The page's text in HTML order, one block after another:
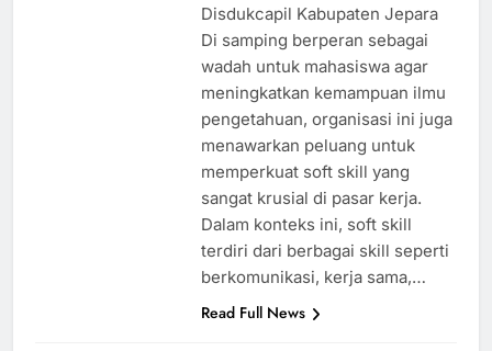
Disdukcapil Kabupaten Jepara
Di samping berperan sebagai
wadah untuk mahasiswa agar
meningkatkan kemampuan ilmu
pengetahuan, organisasi ini juga
menawarkan peluang untuk
memperkuat soft skill yang
sangat krusial di pasar kerja.
Dalam konteks ini, soft skill
terdiri dari berbagai skill seperti
berkomunikasi, kerja sama,…
Read Full News